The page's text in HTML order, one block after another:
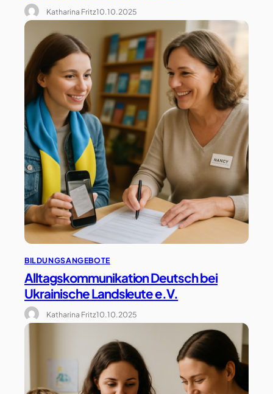
Katharina Fritz10.10.2025
BILDUNGSANGEBOTE
Alltagskommunikation Deutsch bei
Ukrainische Landsleute e.V.
Katharina Fritz10.10.2025